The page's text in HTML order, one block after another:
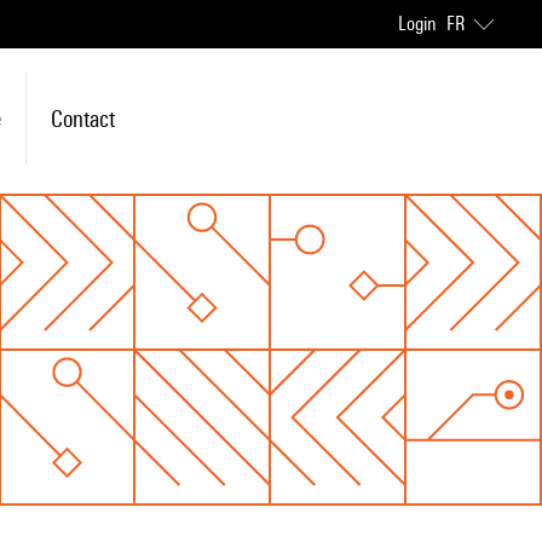
Login FR
Contact